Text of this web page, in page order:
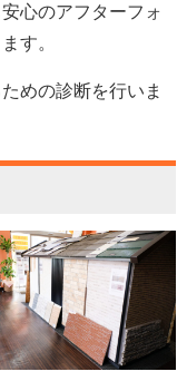
心のアフターフォ
す。
めの診断を行いま